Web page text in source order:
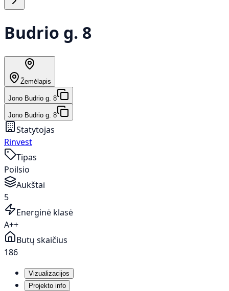
Budrio g. 8
Žemėlapis
Jono Budrio g. 8
Jono Budrio g. 8
Statytojas
Rinvest
Tipas
Poilsio
Aukštai
5
Energinė klasė
A++
Butų skaičius
186
Vizualizacijos
Projekto info